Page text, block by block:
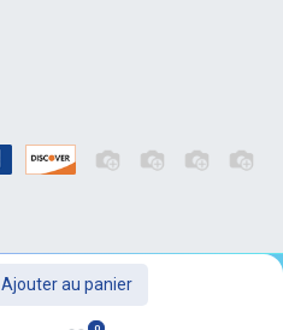
Ajouter au panier
0